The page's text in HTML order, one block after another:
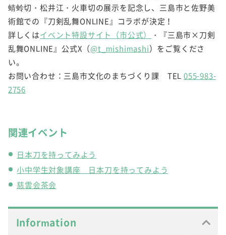
蜻蛉切・松井江・火車切の展示を記念し、三島市と佐野美
術館での『刀剣乱舞ONLINE』コラボが決定！
詳しくはイベント特設サイト（市公式）
・『三島市×刀剣
乱舞ONLINE』公式X（@t_mishimashi）をご覧くださ
い。
お問い合わせ：三島市文化のまちづくり課 TEL 055-983-
2756
関連イベント
日本刀を持ってみよう
小中学生対象講座 日本刀を持ってみよう
慈雲会茶会
Information